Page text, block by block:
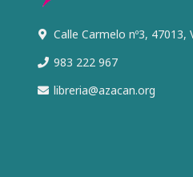
Calle Carmelo nº3, 47013,
983 222 967
libreria@azacan.org